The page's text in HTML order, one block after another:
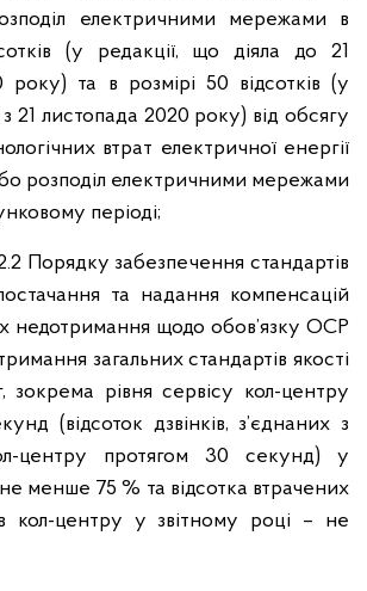
електричними мережами в
(у редакції, що діяла до 21
року) та в розмірі 50 відсотків (у
з 21 листопада 2020 року) від обсягу
втрат електричної енергії
розподіл електричними мережами
періоді;
2.2 Порядку забезпечення стандартів
та надання компенсацій
недотримання щодо обов’язку ОСР
загальних стандартів якості
зокрема рівня сервісу кол-центру
(відсоток дзвінків, з’єднаних з
центру протягом 30 секунд) у
менше 75 % та відсотка втрачених
кол-центру у звітному році – не